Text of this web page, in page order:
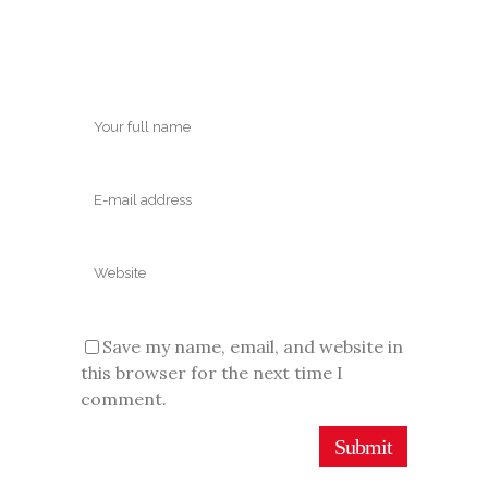
Save my name, email, and website in
this browser for the next time I
comment.